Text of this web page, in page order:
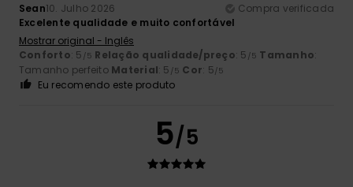
Sean10. Julho 2026
Compra verificada
Excelente qualidade e muito confortável
Mostrar original - Inglês
Conforto: 5 /5 Relação qualidade/preço: 5 /5 Tamanho:
Tamanho perfeito Material: 5 /5 Cor: 5 /5
Eu recomendo este produto
5/5